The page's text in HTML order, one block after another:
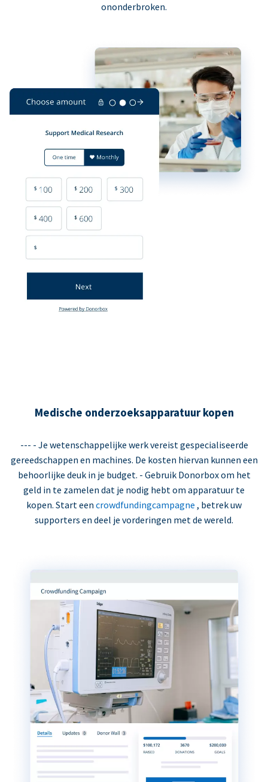
ononderbroken.
Medische onderzoeksapparatuur kopen
--- - Je wetenschappelijke werk vereist gespecialiseerde
gereedschappen en machines. De kosten hiervan kunnen een
behoorlijke deuk in je budget. - Gebruik Donorbox om het
geld in te zamelen dat je nodig hebt om apparatuur te
kopen. Start een crowdfundingcampagne , betrek uw
supporters en deel je vorderingen met de wereld.